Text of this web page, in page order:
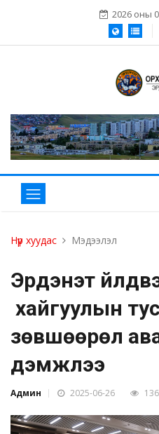
2026 оны
Нүүр хуудас Мэдээлэл
Эрдэнэт
хайгуулын
зөвшөөрөл
дэмжлээ
Админ 2025-06-26